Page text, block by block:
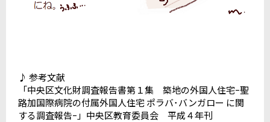
♪ 参考文献
「中央区文化財調査報告書第１集 築地の外国人住宅ｰ聖
路加国際病院の付属外国人住宅 ポラバ･バンガロー に関
する調査報告ｰ」中央区教育委員会 平成４年刊